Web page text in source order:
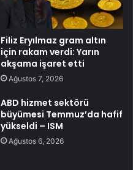
Filiz Eryılmaz gram altın
için rakam verdi: Yarın
akşama işaret etti
Ağustos 7, 2026
ABD hizmet sektörü
büyümesi Temmuz’da hafif
yükseldi – ISM
Ağustos 6, 2026